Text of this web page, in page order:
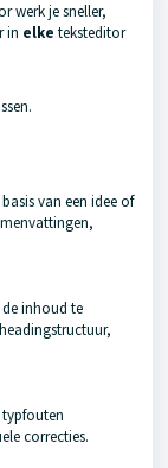
werk je sneller,
in elke teksteditor
van een idee of
inhoud te
correcties.